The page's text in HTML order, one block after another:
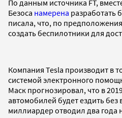
По данным источника FT,
Безоса намерена разработать
писала, что, по
создать беспилотники для
Компания Tesla производит в
системой электронного
Маск прогнозировал, что в
автомобилей будет ездить
миллиардер отводил два года